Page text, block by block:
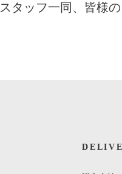
スタッフ一同、皆様